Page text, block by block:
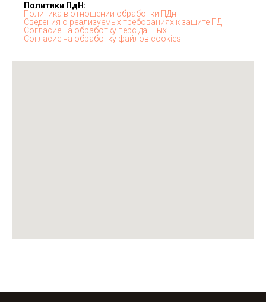
Политики ПдН:
Политика в отношении обработки ПДн
Сведения о реализуемых требованиях к защите ПДн
Согласие на обработку перс.данных
Согласие на обработку файлов cookies